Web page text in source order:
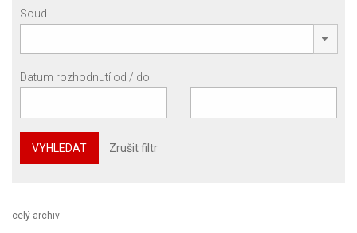
Soud
Datum rozhodnutí od / do
VYHLEDAT Zrušit filtr
celý archiv